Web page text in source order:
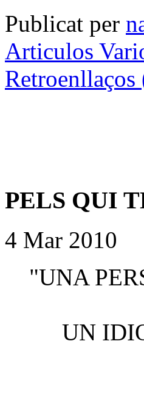
Publicat per
Articulos
Retroenllaços
PELS QUI
4 Mar 2010
"UNA
UN